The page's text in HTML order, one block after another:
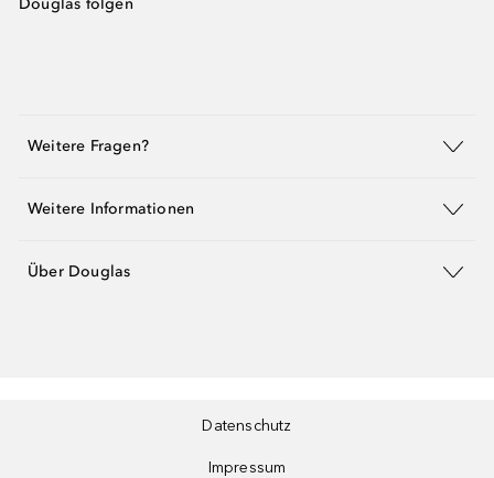
Douglas folgen
Weitere Fragen?
Weitere Informationen
Über Douglas
Datenschutz
Impressum